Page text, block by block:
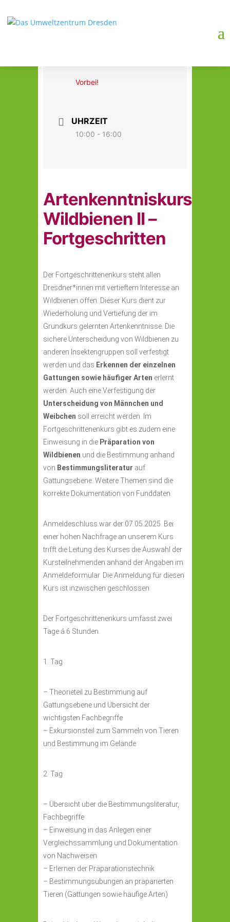
Vorbei!
UHRZEIT
10:00 - 16:00
Artenkenntniskurs
Wildbienen II –
Fortgeschritten
Der Fortgeschrittenenkurs steht allen
Dresdner*innen mit vertieftem Interesse an
Wildbienen offen. Dieser Kurs dient zur
Wiederholung und Vertiefung der im
Grundkurs gelernten Artenkenntnisse. Die
sichere Unterscheidung von Wildbienen zu
anderen Insektengruppen soll verfestigt
werden und das Erkennen der einzelnen
Gattungen sowie häufiger Arten erlernt
werden. Auch eine Verfestigung der
Unterscheidung von Männchen und
Weibchen soll erreicht werden. Im
Fortgeschrittenenkurs gibt es zudem eine
Einweisung in die Präparation von
Wildbienen und die Bestimmung anhand
von Bestimmungsliteratur auf
Gattungsebene. Weitere Themen sind die
korrekte Dokumentation von Funddaten.
Anmeldeschluss war der 07.05.2025. Bei
einer hohen Nachfrage an unserem Kurs
trifft die Leitung des Kurses die Auswahl der
Kursteilnehmenden anhand der Angaben im
Anmeldeformular. Die Anmeldung für diesen
Kurs ist inzwischen geschlossen.
Der Fortgeschrittenenkurs umfasst zwei
Tage á 6 Stunden.
1. Tag
– Theorieteil zu Bestimmung auf
Gattungsebene und Übersicht der
wichtigsten Fachbegriffe
– Exkursionsteil zum Sammeln von Tieren
und Bestimmung im Gelände
2. Tag
– Übersicht über die Bestimmungsliteratur,
Fachbegriffe
– Einweisung in das Anlegen einer
Vergleichssammlung und Dokumentation
von Nachweisen
– Erlernen der Präparationstechnik
– Bestimmungsübungen an präparierten
Tieren (Gattungen sowie häufige Arten)